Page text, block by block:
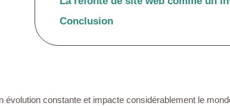
Conclusion
évolution constante et impacte considérablement le